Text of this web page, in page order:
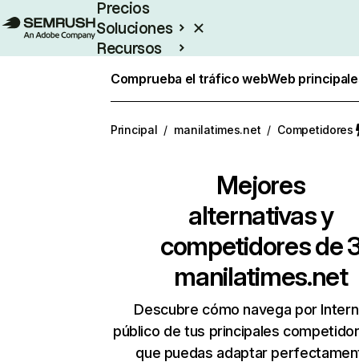
Precios
Soluciones
Recursos
Comprueba el tráfico webWeb
Principal / manilatimes.net / Competidores
Mejores
alternativas y
competidores de
manilatimes.net
Descubre cómo navega por
público de tus principales
que puedas adaptar